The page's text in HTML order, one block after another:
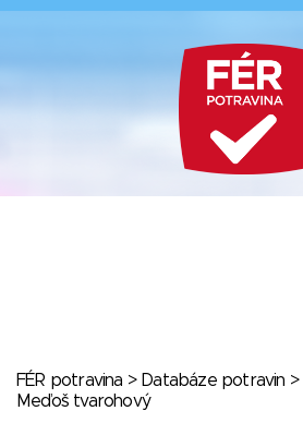
FÉR potravina > Databáze potravin >
Meďoš tvarohový